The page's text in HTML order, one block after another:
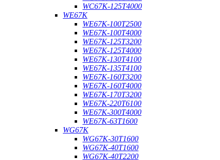
WC67K-125T4000
WE67K
WE67K-100T2500
WE67K-100T4000
WE67K-125T3200
WE67K-125T4000
WE67K-130T4100
WE67K-135T4100
WE67K-160T3200
WE67K-160T4000
WE67K-170T3200
WE67K-220T6100
WE67K-300T4000
WE67K-63T1600
WG67K
WG67K-30T1600
WG67K-40T1600
WG67K-40T2200